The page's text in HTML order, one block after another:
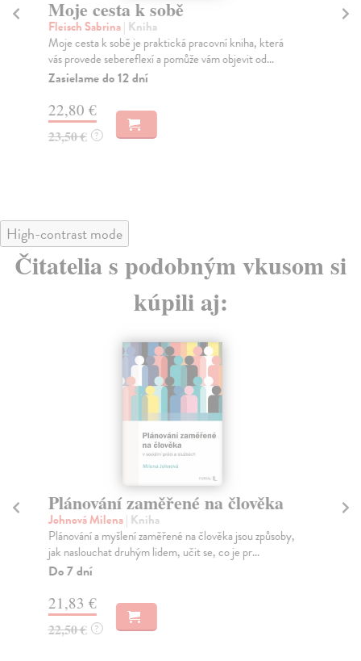
Moje cesta k sobě
Fleisch Sabrina| Kniha
Moje cesta k sobě je praktická pracovní kniha, která
vás provede sebereflexí a pomůže vám objevit od...
Zasielame do 12 dní
22,80 €
23,50 € ?
High-contrast mode
Čitatelia s podobným vkusom si
kúpili aj:
Plánování zaměřené na člověka
Johnová Milena| Kniha
Plánování a myšlení zaměřené na člověka jsou způsoby,
jak naslouchat druhým lidem, učit se, co je pr...
Do 7 dní
21,83 €
22,50 € ?